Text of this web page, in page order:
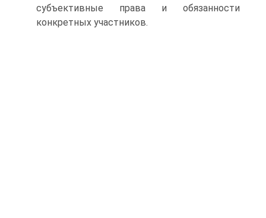
субъективные права и обязанности
конкретных участников.